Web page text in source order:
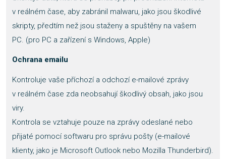
v reálném čase, aby zabránil malwaru, jako jsou škodlivé
skripty, předtím než jsou staženy a spuštěny na vašem
PC. (pro PC a zařízení s Windows, Apple)
Ochrana emailu
Kontroluje vaše příchozí a odchozí e-mailové zprávy
v reálném čase zda neobsahují škodlivý obsah, jako jsou
viry.
Kontrola se vztahuje pouze na zprávy odeslané nebo
přijaté pomocí softwaru pro správu pošty (e-mailové
klienty, jako je Microsoft Outlook nebo Mozilla Thunderbird).